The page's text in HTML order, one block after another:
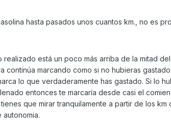
hasta pasados unos cuantos km., no es
está un poco más arriba de la mitad
marcando como si no hubieras gastado
lo que verdaderamente has gastado. Si lo
entonces te marcaría desde casi el
que mirar tranquilamente a partir de los km